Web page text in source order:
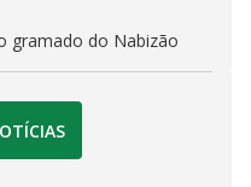
gramado do Nabizão